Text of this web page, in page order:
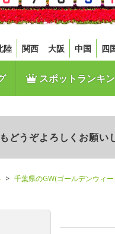
陸 関西 大阪 中国 四
スポットランキ
うぞよろしくお願い
千葉県のGW(ゴールデンウィ